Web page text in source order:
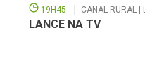
19H45 CANAL RURAL |
LANCE NA TV